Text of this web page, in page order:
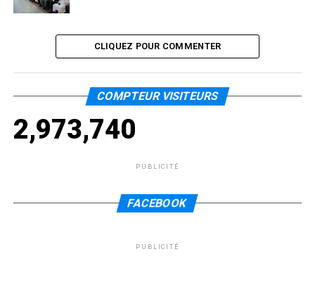
CLIQUEZ POUR COMMENTER
COMPTEUR VISITEURS
2,973,740
PUBLICITÉ
FACEBOOK
PUBLICITÉ